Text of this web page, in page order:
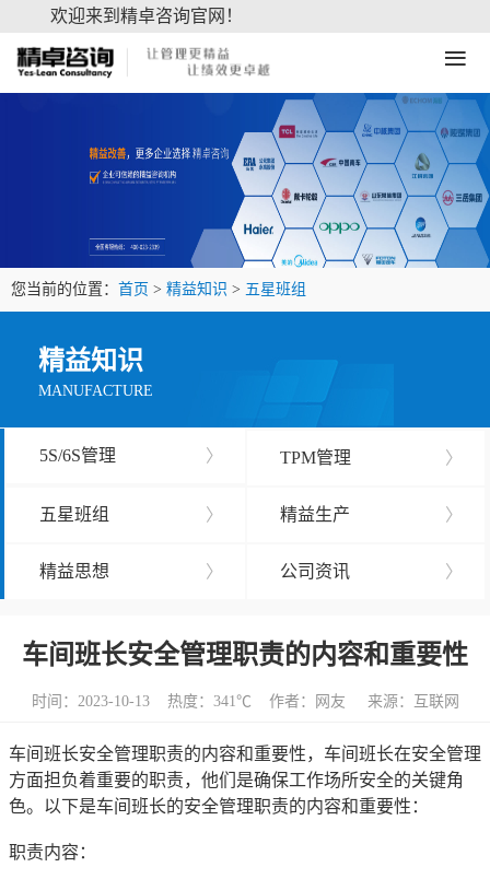
欢迎来到精卓咨询官网！
≡
您当前的位置： 首页 > 精益知识 > 五星班组
精益知识
MANUFACTURE
5S/6S管理 〉 TPM管理 〉
五星班组 〉 精益生产 〉
精益思想 〉 公司资讯 〉
车间班长安全管理职责的内容和重要性
时间：2023-10-13 热度： 341℃ 作者：网友 来源：互联网
车间班长安全管理职责的内容和重要性，车间班长在安全管理
方面担负着重要的职责，他们是确保工作场所安全的关键角
色。以下是车间班长的安全管理职责的内容和重要性：
职责内容：